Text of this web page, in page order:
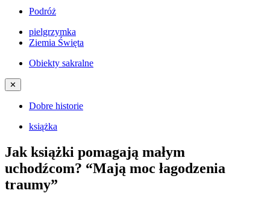
Podróż
pielgrzymka
Ziemia Święta
Obiekty sakralne
✕
Dobre historie
książka
Jak książki pomagają małym
uchodźcom? “Mają moc łagodzenia
traumy”